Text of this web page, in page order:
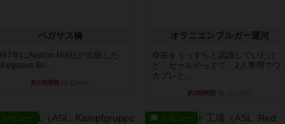
ペガサス橋
年にAvalon Hill社が出版した
Pegasus Bri...
約1時間前
オラニエンブルガー運河
存在をうっすらと認識していたけ
ど、セールやってて、2人専用でワ
カプレと...
約2時間前
レビュー レビュー